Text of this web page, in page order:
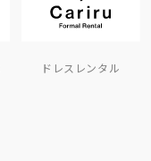
ドレスレンタル